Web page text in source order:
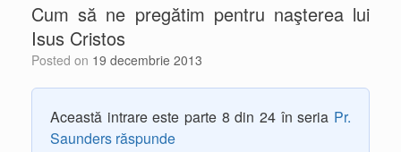
Cum să ne pregătim pentru naşterea lui
Isus Cristos
Posted on 19 decembrie 2013
Această intrare este parte 8 din 24 în seria Pr.
Saunders răspunde